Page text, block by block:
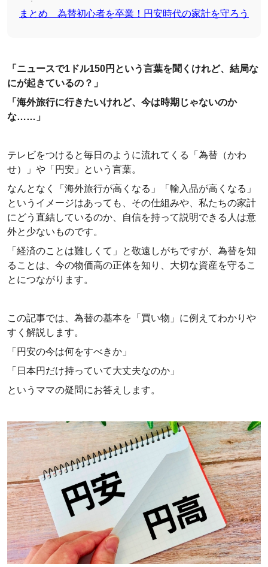
まとめ 為替初心者を卒業！円安時代の家計を守ろう
「ニュースで1ドル150円という言葉を聞くけれど、結局な
にが起きているの？」
「海外旅行に行きたいけれど、今は時期じゃないのか
な……」
テレビをつけると毎日のように流れてくる「為替（かわ
せ）」や「円安」という言葉。
なんとなく「海外旅行が高くなる」「輸入品が高くなる」
というイメージはあっても、その仕組みや、私たちの家計
にどう直結しているのか、自信を持って説明できる人は意
外と少ないものです。
「経済のことは難しくて」と敬遠しがちですが、為替を知
ることは、今の物価高の正体を知り、大切な資産を守るこ
とにつながります。
この記事では、為替の基本を「買い物」に例えてわかりや
すく解説します。
「円安の今は何をすべきか」
「日本円だけ持っていて大丈夫なのか」
というママの疑問にお答えします。